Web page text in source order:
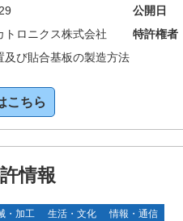
公開日
トロニクス株式会社 特許権者
及び貼合基板の製造方法
こちら
情報
・加工 生活・文化 情報・通信